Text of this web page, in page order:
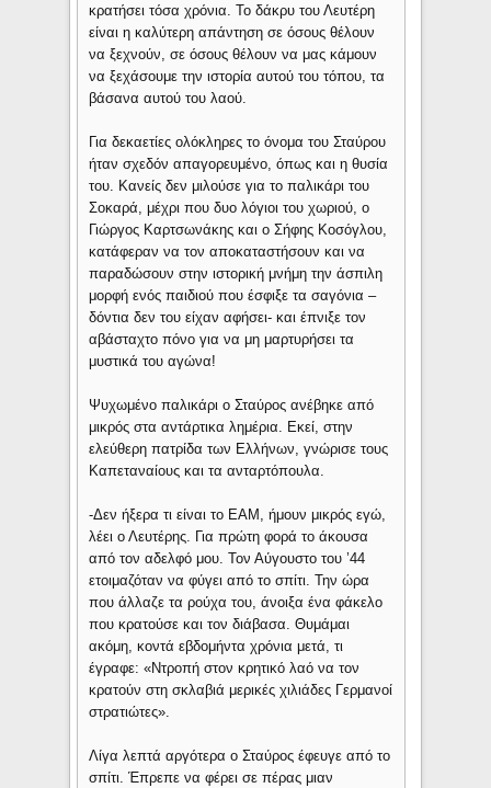
κρατήσει τόσα χρόνια. Το δάκρυ του Λευτέρη
είναι η καλύτερη απάντηση σε όσους θέλουν
να ξεχνούν, σε όσους θέλουν να μας κάμουν
να ξεχάσουμε την ιστορία αυτού του τόπου, τα
βάσανα αυτού του λαού.
Για δεκαετίες ολόκληρες το όνομα του Σταύρου
ήταν σχεδόν απαγορευμένο, όπως και η θυσία
του. Κανείς δεν μιλούσε για το παλικάρι του
Σοκαρά, μέχρι που δυο λόγιοι του χωριού, ο
Γιώργος Καρτσωνάκης και ο Σήφης Κοσόγλου,
κατάφεραν να τον αποκαταστήσουν και να
παραδώσουν στην ιστορική μνήμη την άσπιλη
μορφή ενός παιδιού που έσφιξε τα σαγόνια –
δόντια δεν του είχαν αφήσει- και έπνιξε τον
αβάσταχτο πόνο για να μη μαρτυρήσει τα
μυστικά του αγώνα!
Ψυχωμένο παλικάρι ο Σταύρος ανέβηκε από
μικρός στα αντάρτικα λημέρια. Εκεί, στην
ελεύθερη πατρίδα των Ελλήνων, γνώρισε τους
Καπεταναίους και τα ανταρτόπουλα.
-Δεν ήξερα τι είναι το ΕΑΜ, ήμουν μικρός εγώ,
λέει ο Λευτέρης. Για πρώτη φορά το άκουσα
από τον αδελφό μου. Τον Αύγουστο του ’44
ετοιμαζόταν να φύγει από το σπίτι. Την ώρα
που άλλαζε τα ρούχα του, άνοιξα ένα φάκελο
που κρατούσε και τον διάβασα. Θυμάμαι
ακόμη, κοντά εβδομήντα χρόνια μετά, τι
έγραφε: «Ντροπή στον κρητικό λαό να τον
κρατούν στη σκλαβιά μερικές χιλιάδες Γερμανοί
στρατιώτες».
Λίγα λεπτά αργότερα ο Σταύρος έφευγε από το
σπίτι. Έπρεπε να φέρει σε πέρας μιαν